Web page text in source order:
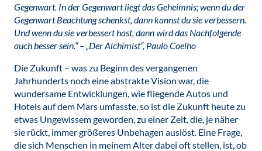
Gegenwart. In der Gegenwart liegt das Geheimnis; wenn du der
Gegenwart Beachtung schenkst, dann kannst du sie verbessern.
Und wenn du sie verbessert hast, dann wird das Nachfolgende
auch besser sein.“ – „Der Alchimist“, Paulo Coelho
Die Zukunft – was zu Beginn des vergangenen
Jahrhunderts noch eine abstrakte Vision war, die
wundersame Entwicklungen, wie fliegende Autos und
Hotels auf dem Mars umfasste, so ist die Zukunft heute zu
etwas Ungewissem geworden, zu einer Zeit, die, je näher
sie rückt, immer größeres Unbehagen auslöst. Eine Frage,
die sich Menschen in meinem Alter dabei oft stellen, ist, ob